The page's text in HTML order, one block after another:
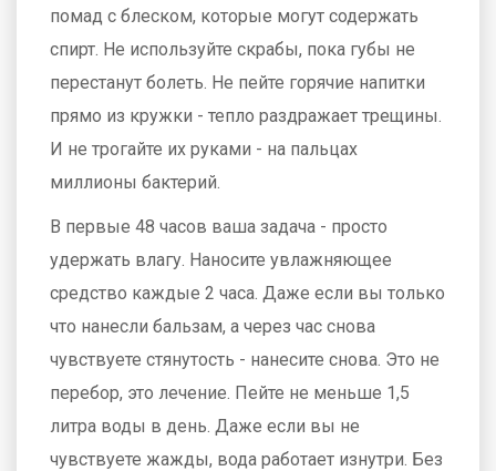
помад с блеском, которые могут содержать
спирт. Не используйте скрабы, пока губы не
перестанут болеть. Не пейте горячие напитки
прямо из кружки - тепло раздражает трещины.
И не трогайте их руками - на пальцах
миллионы бактерий.
В первые 48 часов ваша задача - просто
удержать влагу. Наносите увлажняющее
средство каждые 2 часа. Даже если вы только
что нанесли бальзам, а через час снова
чувствуете стянутость - нанесите снова. Это не
перебор, это лечение. Пейте не меньше 1,5
литра воды в день. Даже если вы не
чувствуете жажды, вода работает изнутри. Без